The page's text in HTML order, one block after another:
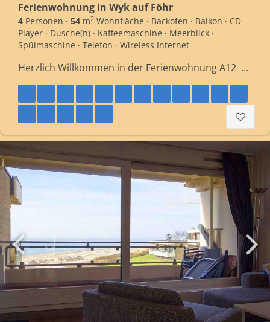
Ferienwohnung in Wyk auf Föhr
4 Personen · 54 m2 Wohnfläche · Backofen · Balkon · CD
Player · Dusche(n) · Kaffeemaschine · Meerblick ·
Spülmaschine · Telefon · Wireless Internet
Herzlich Willkommen in der Ferienwohnung A12 …